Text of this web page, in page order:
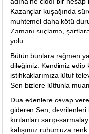
Kazançlar kuşağında
muhtemel daha kötü
Zamanı suçlama,
yolu.
Bütün bunlara rağmen
dileğimiz. Kendimiz edip
istihkaklarımıza lütuf
Sen bizlere lütfunla
Dua edenlere cevap
gideren Sen, devrilenleri
kırılanları sarıp-
kalışımız ruhumuza